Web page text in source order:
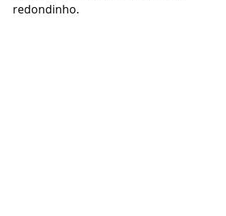
redondinho.